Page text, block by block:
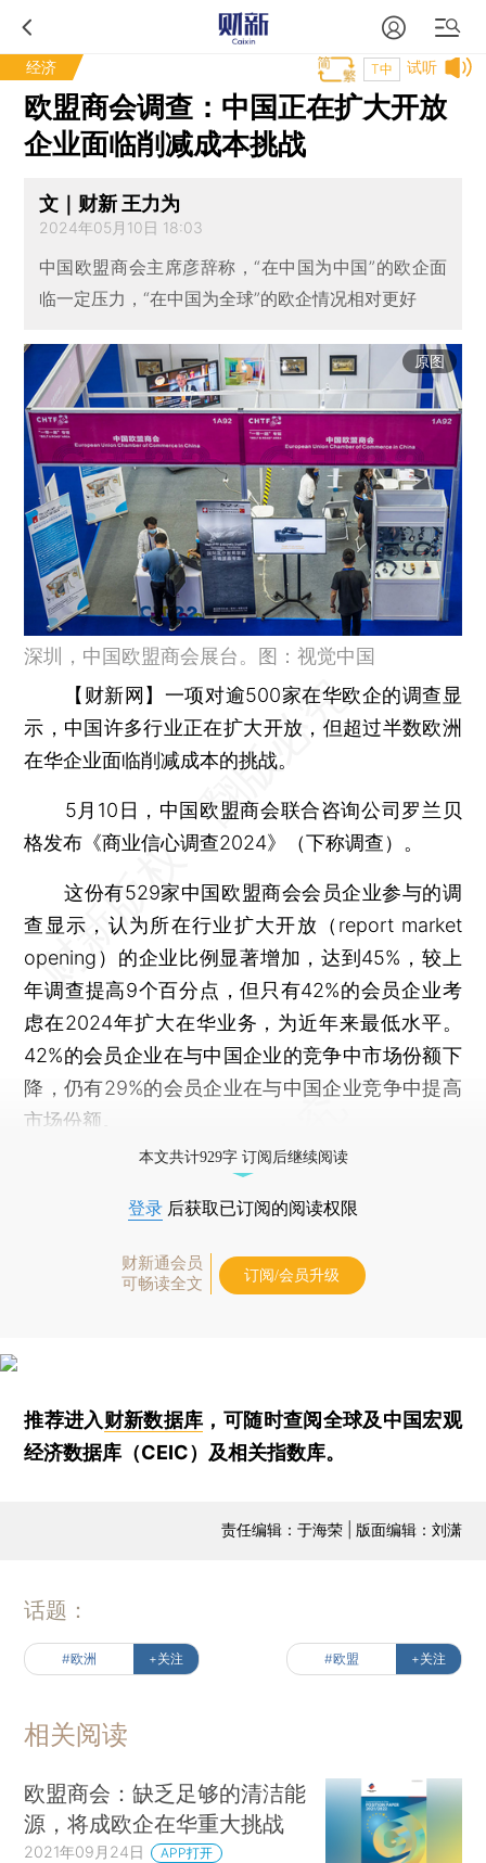
经济 试听
T中
欧盟商会调查：中国正在扩大开放
企业面临削减成本挑战
文｜财新 王力为
2024年05月10日 18:03
中国欧盟商会主席彦辞称，“在中国为中国”的欧企面
临一定压力，“在中国为全球”的欧企情况相对更好
原图
深圳，中国欧盟商会展台。图：视觉中国
【财新网】 一项对逾500家在华欧企的调查显
示，中国许多行业正在扩大开放，但超过半数欧洲
在华企业面临削减成本的挑战。
5月10日，中国欧盟商会联合咨询公司罗兰贝
格发布《商业信心调查2024》（下称调查）。
这份有529家中国欧盟商会会员企业参与的调
查显示，认为所在行业扩大开放（report market
opening）的企业比例显著增加，达到45%，较上
年调查提高9个百分点，但只有42%的会员企业考
虑在2024年扩大在华业务，为近年来最低水平。
42%的会员企业在与中国企业的竞争中市场份额下
降，仍有29%的会员企业在与中国企业竞争中提高
市场份额。
本文共计929字 订阅后继续阅读
登录 后获取已订阅的阅读权限
财新通会员
可畅读全文
订阅/会员升级
推荐进入财新数据库 ，可随时查阅全球及中国宏观
经济数据库（CEIC）及相关指数库。
责任编辑：于海荣 | 版面编辑：刘潇
话题：
#欧洲 +关注 #欧盟 +关注
相关阅读
欧盟商会：缺乏足够的清洁能
源，将成欧企在华重大挑战
2021年09月24日 APP打开